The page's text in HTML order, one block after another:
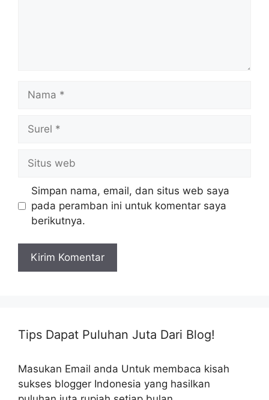
web
Simpan nama, email, dan situs web saya
pada peramban ini untuk komentar saya
berikutnya.
Tips Dapat Puluhan Juta Dari Blog!
Masukan Email anda Untuk membaca kisah
sukses blogger Indonesia yang hasilkan